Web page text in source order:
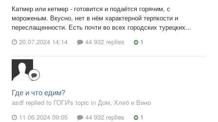
Катмер или кетмер - готовится и подаётся горячим, с
мороженым. Вкусно, нет в нём характерной терпкости и
переслащенности. Есть почти во всех городских турецких...
20.07.2024 14:14
44 932 replies 1
Где и что едим?
asdf replied to ГОГИ's topic in Дом, Хлеб и Вино
11.06.2024 09:05
44 932 replies 1